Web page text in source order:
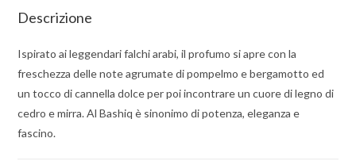
Descrizione
Ispirato ai leggendari falchi arabi, il profumo si apre con la
freschezza delle note agrumate di pompelmo e bergamotto ed
un tocco di cannella dolce per poi incontrare un cuore di legno di
cedro e mirra. Al Bashiq è sinonimo di potenza, eleganza e
fascino.